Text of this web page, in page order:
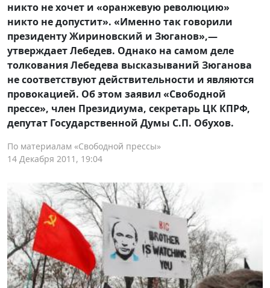
никто не хочет и «оранжевую революцию»
никто не допустит». «Именно так говорили
президенту Жириновский и Зюганов»,—
утверждает Лебедев. Однако на самом деле
толкования Лебедева высказываний Зюганова
не соответствуют действительности и являются
провокацией. Об этом заявил «Свободной
прессе», член Президиума, секретарь ЦК КПРФ,
депутат Государственной Думы С.П. Обухов.
По материалам «Свободной прессы»
14 Декабря 2011, 19:04